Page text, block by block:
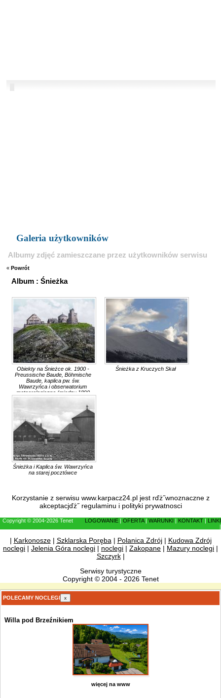
Galeria użytkowników
Albumy zdjęć zamieszczane przez użytkowników serwisu
« Powrót
Album : Śnieżka
Obiekty na Śnieżce ok. 1900 -
Preussische Baude, Böhmische
Baude, kaplica pw. św.
Wawrzyńca i obserwatorium
meteorologiczne (między 1890
and 1905)
Śnieżka z Kruczych Skał
Śnieżka i Kaplica św. Wawrzyńca
na starej pocztówce
Korzystanie z serwisu www.karpacz24.pl jest rďż˝wnoznaczne z
akceptacjďż˝ regulaminu i polityki prywatnosci
Copyright © 2004-2026 Tenet LOGOWANIE OFERTA| WARUNKI KONTAKT
LINKI
| Karkonosze| Szklarska Poręba| Polanica Zdrój| Kudowa Zdrój
noclegi | Jelenia Góra noclegi | noclegi | Zakopane | Mazury noclegi |
Szczyrk|
Serwisy turystyczne
Copyright © 2004 - 2026 Tenet
POLECAMY NOCLEGI x
Willa pod Brzeźnikiem
więcej na www